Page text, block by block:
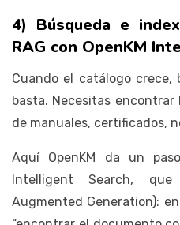
4) Búsqueda e
RAG con OpenKM
Cuando el catálogo crece,
basta. Necesitas
de manuales, certificados,
Aquí OpenKM da un
Intelligent Search,
Augmented Generation):